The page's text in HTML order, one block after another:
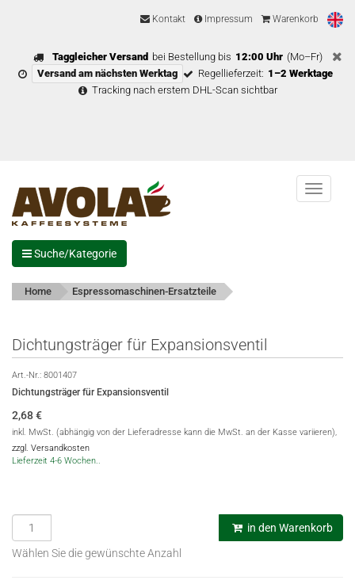
Kontakt Impressum Warenkorb
Taggleicher Versand bei Bestellung bis 12:00 Uhr (Mo–Fr)
Versand am nächsten Werktag
Regellieferzeit: 1–2 Werktage
Tracking nach erstem DHL-Scan sichtbar
Menu
Suche/Kategorie
Home Espressomaschinen-Ersatzteile
Dichtungsträger für Expansionsventil
Art.-Nr.: 8001407
Dichtungsträger für Expansionsventil
2,68€
inkl. MwSt. (abhängig von der Lieferadresse kann die MwSt. an der Kasse variieren),
zzgl. Versandkosten
Lieferzeit 4-6 Wochen..
in den Warenkorb
Wählen Sie die gewünschte Anzahl